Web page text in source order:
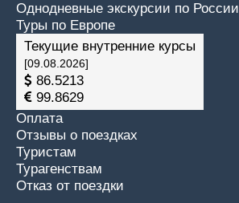
Однодневные экскурсии по России
Туры по Европе
Текущие внутренние курсы
[09.08.2026]
86.5213
99.8629
Оплата
Отзывы о поездках
Туристам
Турагенствам
Отказ от поездки